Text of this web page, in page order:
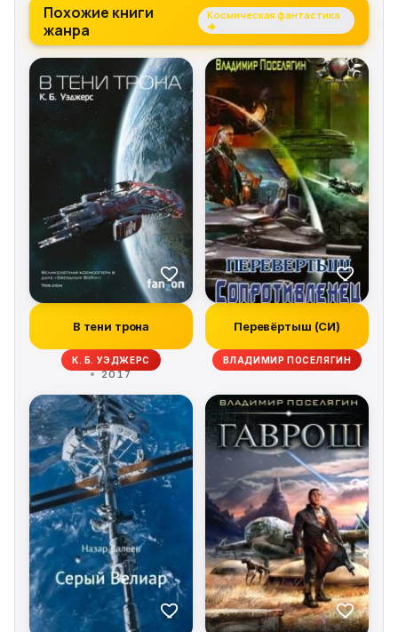
Похожие книги
жанра
Космическая фантастика
→
В тени трона
К. Б. УЭДЖЕРС
2017
Перевёртыш (СИ)
ВЛАДИМИР ПОСЕЛЯГИН